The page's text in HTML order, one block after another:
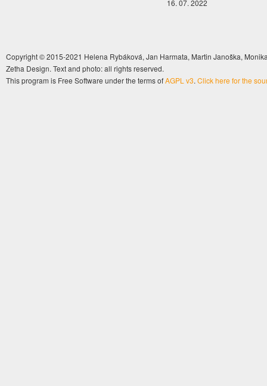
16. 07. 2022
Copyright © 2015-2021 Helena Rybáková, Jan Harmata, Martin Janoška,
Zetha Design. Text and photo: all rights reserved.
This program is Free Software under the terms ofAGPL v3. Click here for the